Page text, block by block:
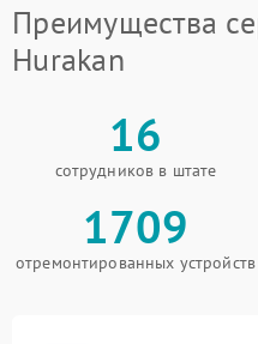
Преимущества
Hurakan
16
сотрудников в штате
1709
отремонтированных устройств